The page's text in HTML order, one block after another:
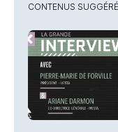
CONTENUS